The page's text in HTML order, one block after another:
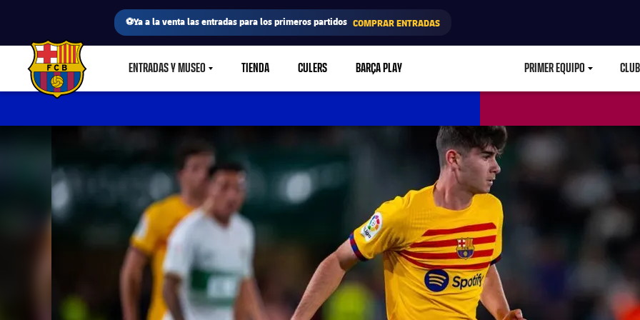
⚽Ya a la venta las entradas para los primeros partidos COMPRAR ENTRADAS
FC Barcelona club badge ENTRADAS Y MUSEOLABEL.SHARE.CARETDOWN
TIENDA CULERS BARÇA PLAY PRIMER EQUIPO CLUB